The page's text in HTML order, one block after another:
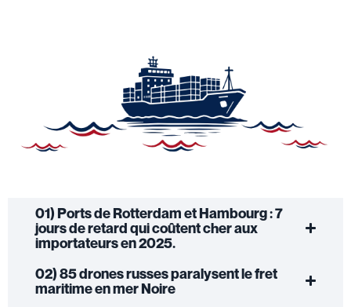
01) Ports de Rotterdam et Hambourg : 7
jours de retard qui coûtent cher aux
importateurs en 2025.
02) 85 drones russes paralysent le fret
maritime en mer Noire